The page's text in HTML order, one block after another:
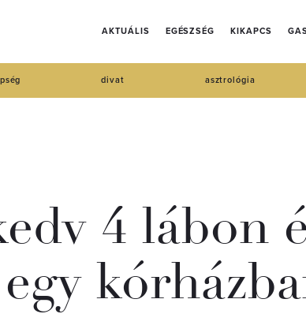
AKTUÁLIS EGÉSZSÉG KIKAPCS
divat asztrológia
4 lábon